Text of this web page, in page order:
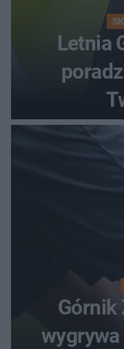
Letnia
Górnik